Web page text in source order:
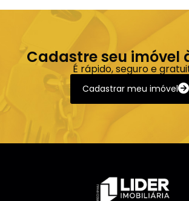
Cadastre seu imóvel
É rápido, seguro e
Cadastrar meu imóvel